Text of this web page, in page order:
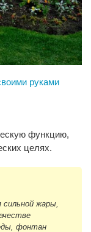
руками
функцию,
целях.
жары,
фонтан